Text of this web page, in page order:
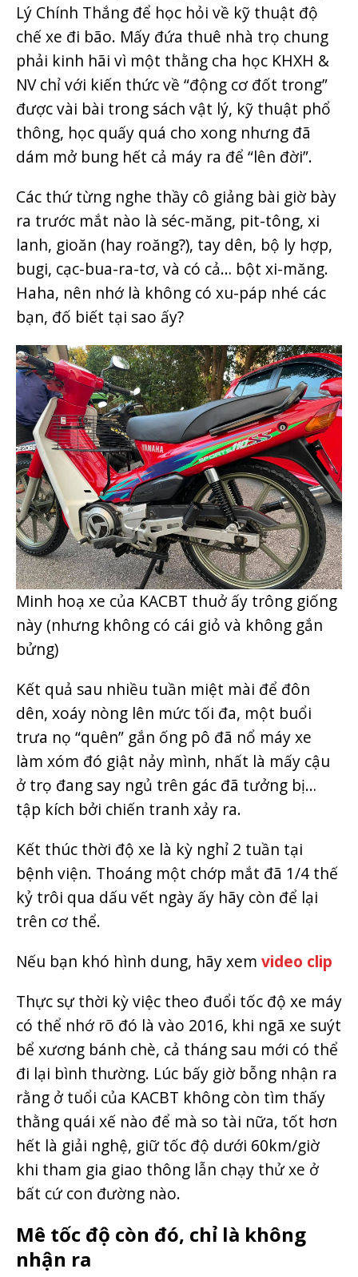
Lý Chính Thắng để học hỏi về kỹ thuật độ
chế xe đi bão. Mấy đứa thuê nhà trọ chung
phải kinh hãi vì một thằng cha học KHXH &
NV chỉ với kiến thức về “động cơ đốt trong”
được vài bài trong sách vật lý, kỹ thuật phổ
thông, học quấy quá cho xong nhưng đã
dám mở bung hết cả máy ra để “lên đời”.
Các thứ từng nghe thầy cô giảng bài giờ bày
ra trước mắt nào là séc-măng, pit-tông, xi
lanh, gioăn (hay roăng?), tay dên, bộ ly hợp,
bugi, cạc-bua-ra-tơ, và có cả… bột xi-măng.
Haha, nên nhớ là không có xu-páp nhé các
bạn, đố biết tại sao ấy?
Minh hoạ xe của KACBT thuở ấy trông giống
này (nhưng không có cái giỏ và không gắn
bửng)
Kết quả sau nhiều tuần miệt mài để đôn
dên, xoáy nòng lên mức tối đa, một buổi
trưa nọ “quên” gắn ống pô đã nổ máy xe
làm xóm đó giật nảy mình, nhất là mấy cậu
ở trọ đang say ngủ trên gác đã tưởng bị…
tập kích bởi chiến tranh xảy ra.
Kết thúc thời độ xe là kỳ nghỉ 2 tuần tại
bệnh viện. Thoáng một chớp mắt đã 1/4 thế
kỷ trôi qua dấu vết ngày ấy hãy còn để lại
trên cơ thể.
Nếu bạn khó hình dung, hãy xem video clip
Thực sự thời kỳ việc theo đuổi tốc độ xe máy
có thể nhớ rõ đó là vào 2016, khi ngã xe suýt
bể xương bánh chè, cả tháng sau mới có thể
đi lại bình thường. Lúc bấy giờ bỗng nhận ra
rằng ở tuổi của KACBT không còn tìm thấy
thằng quái xế nào để mà so tài nữa, tốt hơn
hết là giải nghệ, giữ tốc độ dưới 60km/giờ
khi tham gia giao thông lẫn chạy thử xe ở
bất cứ con đường nào.
Mê tốc độ còn đó, chỉ là không
nhận ra